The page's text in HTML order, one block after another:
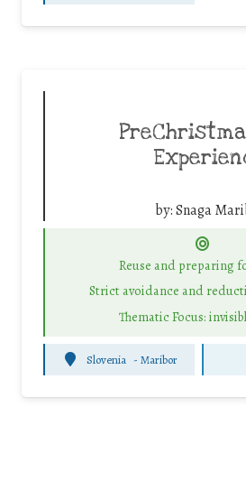
by:Snaga
Reuse and preparing
Strict avoidance and
Thematic Focus:
Slovenia - Maribor